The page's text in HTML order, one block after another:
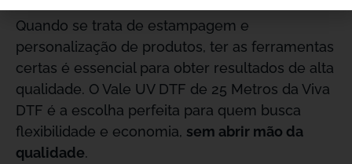
Quando se trata de estampagem e
personalização de produtos, ter as ferramentas
certas é essencial para obter resultados de alta
qualidade. O Vale UV DTF de 25 Metros da Viva
DTF é a escolha perfeita para quem busca
flexibilidade e economia, sem abrir mão da
qualidade.